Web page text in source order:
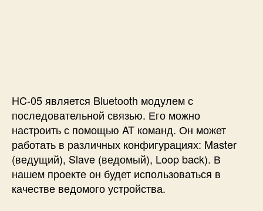
HC-05 является Bluetooth модулем с
последовательной связью. Его можно
настроить с помощью AT команд. Он может
работать в различных конфигурациях: Master
(ведущий), Slave (ведомый), Loop back). В
нашем проекте он будет использоваться в
качестве ведомого устройства.